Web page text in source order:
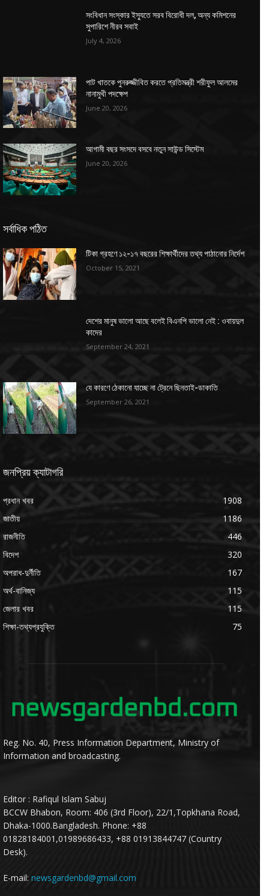
সংবিধান সংস্কার ইস্যুতে সরব বিরোধী দল, অন্য কমিশনের
সুপারিশে নীরব সবাই
July 4, 2026
পাট খাতকে পুনরুজ্জীবিত করতে প্রতিমন্ত্রী শরীফুল আলমের
নানামুখী পদক্ষেপ
June 20, 2026
আগামী বছর সংসদে বসবে নতুন সাউন্ড সিস্টেম
June 20, 2026
সর্বাধিক পঠিত
টিকা গ্রহণে ১২-১৭ বছরের শিক্ষার্থীদের তথ্য পাঠানোর নির্দেশ
October 15, 2021
দেশের মানুষ ভালো আছে বলেই বিএনপি ভালো নেই : ওবায়দুল
কাদের
September 24, 2021
যে কারণে ঠেকানো যাচ্ছে না ট্রেনে ছিনতাই-ডাকাতি
September 26, 2021
জনপ্রিয় ক্যাটাগরি
প্রধান খবর
1908
জাতীয়
1186
রাজনীতি
446
বিদেশ
320
অপরাধ-দুর্নীতি
167
অর্থ-বানিজ্য
115
জেলার খবর
115
শিক্ষা-তথ্যপ্রযুক্তি
75
Reg. No. 40, Press Information Department, Ministry of
Information and broadcasting.
Editor : Rafiqul Islam Sabuj
BCCW Bhabon, Room: 406 (3rd Floor), 22/1,Topkhana Road,
Dhaka-1000.Bangladesh. Phone: +88
01828184001,01989686433, +88 01913844747 (Country
Desk).
E-mail: newsgardenbd@gmail.com